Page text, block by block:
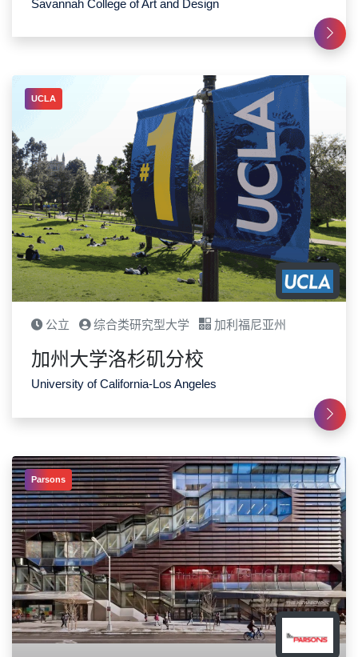
Savannah College of Art and Design
UCLA
公立 综合类研究型大学 加利福尼亚州
加州大学洛杉矶分校
University of California-Los Angeles
Parsons